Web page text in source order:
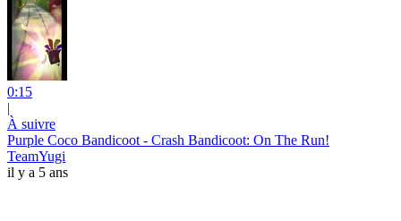
0:15
|
À suivre
Purple Coco Bandicoot - Crash Bandicoot: On The Run!
TeamYugi
il y a 5 ans